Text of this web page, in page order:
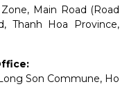
Main Road (Road
Thanh Hoa Province,
Son Commune, Ho